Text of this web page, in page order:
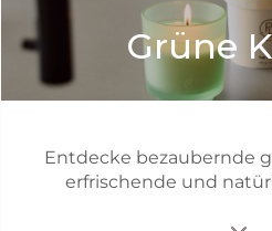
Grüne
Entdecke bezaubernde
erfrischende und